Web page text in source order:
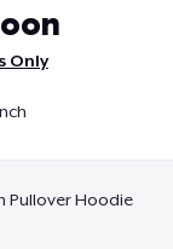
Only
Pullover Hoodie